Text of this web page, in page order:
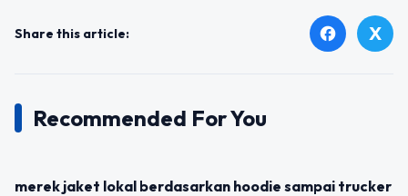
Share this article: facebook X
Recommended For You
merek jaket lokal berdasarkan hoodie sampai trucker